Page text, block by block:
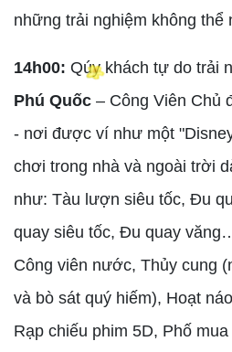
những trải nghiệm không thể
14h00: Qúy khách tự do trải
Phú Quốc – Công Viên Chủ
- nơi được ví như một
chơi trong nhà và ngoài trời
như: Tàu lượn siêu tốc, Đu
quay siêu tốc, Đu quay
Công viên nước, Thủy cung
và bò sát quý hiếm), Hoạt
Rạp chiếu phim 5D, Phố